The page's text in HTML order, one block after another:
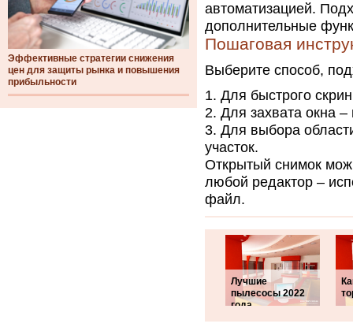
Эффективные стратегии снижения
цен для защиты рынка и повышения
прибыльности
автоматизацией.
дополнительные
Пошаговая
Выберите способ,
Для быстрого
Для захвата окна
Для выбора
участок.
Открытый снимок
любой редактор –
файл.
Лучшие
пылесосы 2022
года